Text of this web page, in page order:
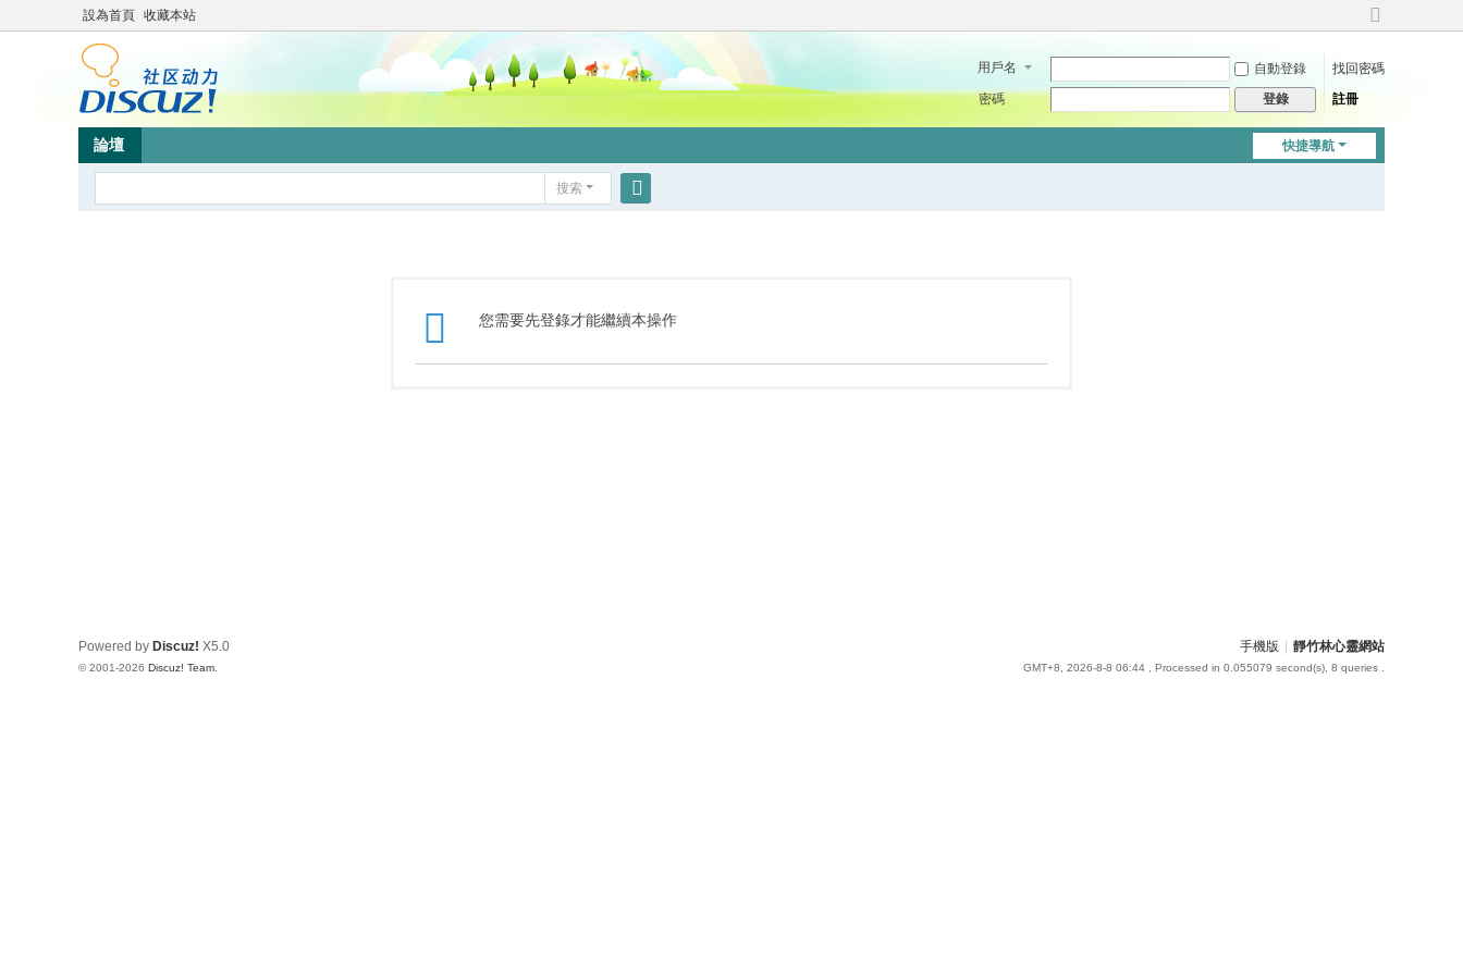
設為首頁 收藏本站
切
到
用戶名 自動登錄
找回密碼
密碼
登錄 註冊
快捷導航
論壇
搜索
您需要先登錄才能繼續本操作
手機版 靜竹林心靈網站
GMT+8, 2026-8-8 06:44 , Processed in 0.055079 second(s), 8 queries .
Powered by Discuz! X5.0
© 2001-2026 Discuz! Team